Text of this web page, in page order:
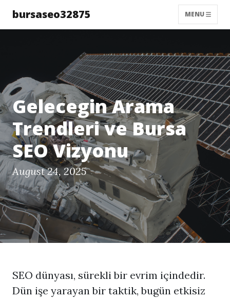
bursaseo32875 MENU
Gelecegin Arama
Trendleri ve Bursa
SEO Vizyonu
August 24, 2025
SEO dünyası, sürekli bir evrim içindedir.
Dün işe yarayan bir taktik, bugün etkisiz